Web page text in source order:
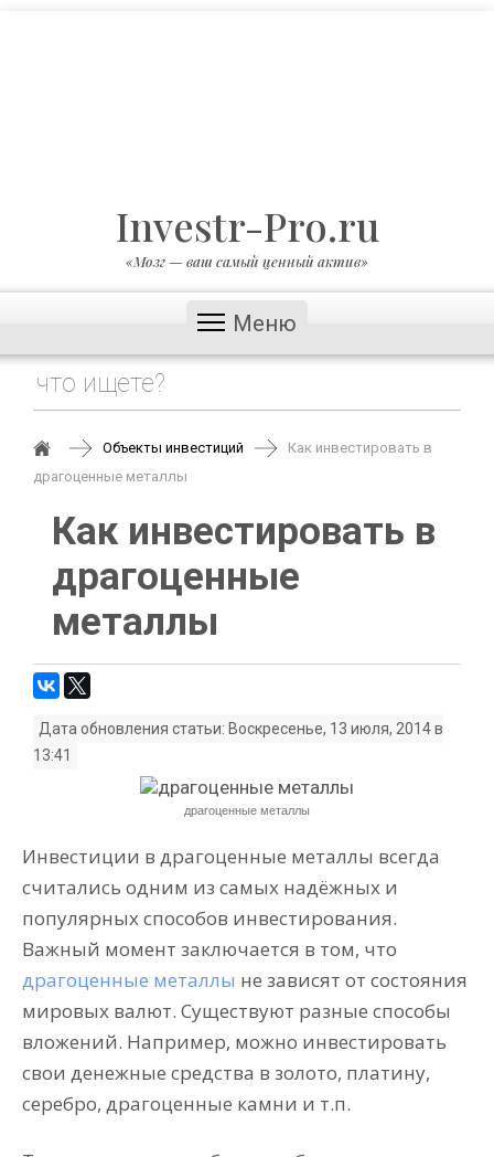
Investr-Pro.ru
«Мозг — ваш самый ценный актив»
Меню
Объекты инвестиций
Как инвестировать в
драгоценные металлы
Как инвестировать в
драгоценные
металлы
Дата обновления статьи: Воскресенье, 13 июля, 2014 в
13:41
драгоценные металлы
Инвестиции в драгоценные металлы всегда
считались одним из самых надёжных и
популярных способов инвестирования.
Важный момент заключается в том, что
драгоценные металлы не зависят от состояния
мировых валют. Существуют разные способы
вложений. Например, можно инвестировать
свои денежные средства в золото, платину,
серебро, драгоценные камни и т.п.